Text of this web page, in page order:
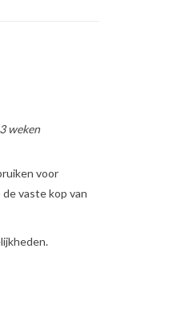
weken
voor
vaste kop van